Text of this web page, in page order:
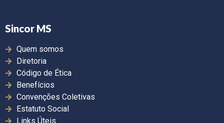
Sincor MS
Quem somos
Diretoria
Código de Ética
Benefícios
Convenções Coletivas
Estatuto Social
Links Úteis